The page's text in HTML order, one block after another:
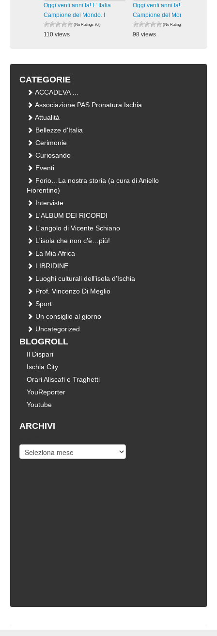
Oggi venti anni fa! L’ Italia
Campione del Mondo. I
(No Ratings Yet)
110 views
Oggi venti anni fa! L’ Italia
Campione del Mondo. I
(No Ratings Yet)
98 views
CATEGORIE
ACCADEVA …
Associazione PAS Pronatura Ischia
Attualità
Bellezze d'Italia
Cerimonie
Curiosando
Eventi
Forio…La nostra storia (a cura di Aniello
Fiorentino)
Interviste
L'ALBUM DEI RICORDI
L'angolo di Vicente Schiano
L'isola che non c'è…più!
La Mia Africa
LIBRIDINE
Luoghi culturali dell'isola d'Ischia
Prof. Vincenzo Di Meglio
Sport
Un consiglio al giorno
Uncategorized
BLOGROLL
Il Dispari
Ischia City
Orari Aliscafi e Traghetti
YouReporter
Youtube
ARCHIVI